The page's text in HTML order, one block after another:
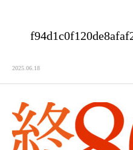
2025.06.18